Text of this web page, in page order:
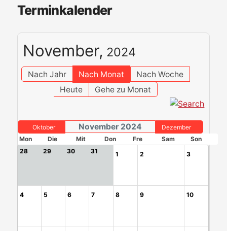
Terminkalender
November, 2024
Nach Jahr Nach Monat
Nach Woche
Heute
Gehe zu Monat
Oktober November 2024
Dezember
Mon
Die Mit Don Fre Sam
Son
28
29 30 31 1 2 3
4 5 6 7 8 9 10